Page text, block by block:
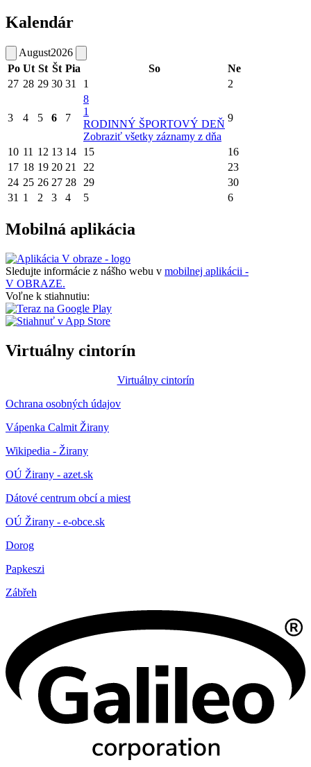
Kalendár
August2026
Po Ut St Št Pia So
Ne
27 28 29 30 31 1 2
3 4 5 6 7
8
1
RODINNÝ ŠPORTOVÝ DEŇ
Zobraziť všetky záznamy z dňa
9
10 11 12 13 14 15
16
17 18 19 20 21 22
23
24 25 26 27 28 29
30
31 1 2 3 4 5 6
Mobilná aplikácia
Sledujte informácie z nášho webu v mobilnej aplikácii -
V OBRAZE.
Voľne k stiahnutiu:
Virtuálny cintorín
Virtuálny cintorín
Ochrana osobných údajov
Vápenka Calmit Žirany
Wikipedia - Žirany
OÚ Žirany - azet.sk
Dátové centrum obcí a miest
OÚ Žirany - e-obce.sk
Dorog
Papkeszi
Zábřeh